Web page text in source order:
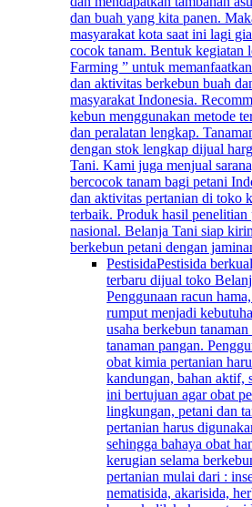
dan buah yang kita panen.
masyarakat kota saat ini lagi
cocok tanam. Bentuk kegiatan
Farming ” untuk
dan aktivitas berkebun buah
masyarakat Indonesia.
kebun menggunakan metode
dan peralatan lengkap.
dengan stok lengkap dijual
Tani. Kami juga menjual
bercocok tanam bagi petani
dan aktivitas pertanian di toko
terbaik. Produk hasil penelitian
nasional. Belanja Tani siap
berkebun petani dengan
PestisidaPestisida
terbaru dijual toko
Penggunaan racun
rumput menjadi
usaha berkebun
tanaman pangan.
obat kimia pertanian
kandungan, bahan aktif,
ini bertujuan agar obat
lingkungan, petani dan
pertanian harus
sehingga bahaya obat
kerugian selama
pertanian mulai dari :
nematisida, akarisida,